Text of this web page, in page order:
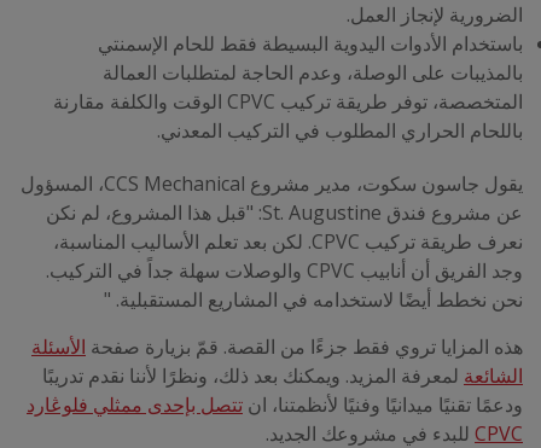
الضرورية لإنجاز العمل.
باستخدام الأدوات اليدوية البسيطة فقط للحام الإسمنتي
بالمذيبات على الوصلة، وعدم الحاجة لمتطلبات العمالة
المتخصصة، توفر طريقة تركيب CPVC
الوقت والكلفة مقارنة
باللحام الحراري المطلوب في التركيب المعدني.
يقول جاسون سكوت، مدير مشروع CCS Mechanical، المسؤول
عن مشروع فندق St. Augustine: "قبل هذا المشروع، لم نكن
نعرف طريقة تركيب CPVC. لكن بعد تعلم الأساليب المناسبة،
وجد الفريق أن أنابيب CPVC
والوصلات سهلة جداً في التركيب.
نحن نخطط أيضًا لاستخدامه في المشاريع المستقبلية. "
هذه المزايا تروي فقط جزءًا من القصة. قمّ بزيارة صفحة الأسئلة
الشائعة لمعرفة المزيد. ويمكنك بعد ذلك، ونظرًا لأننا نقدم تدريبًا
ودعمًا تقنيًا ميدانيًا وفنيًا لأنظمتنا، ان تتصل بإحدى ممثلي فلوڠارد
CPVC للبدء في مشروعك الجديد.